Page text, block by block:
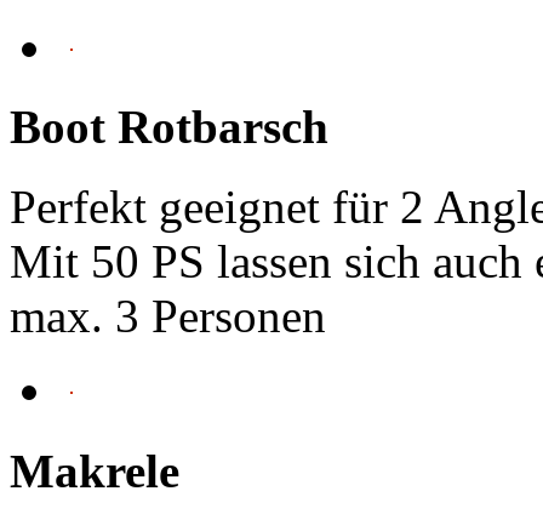
Boot Rotbarsch
Perfekt geeignet für 2
Mit 50 PS lassen sich
max. 3 Personen
Makrele